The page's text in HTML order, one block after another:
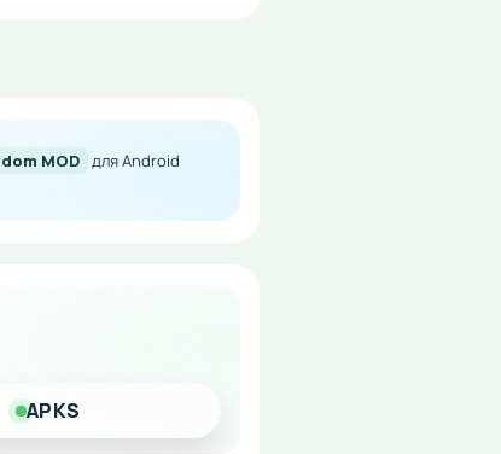
от игры!
MOD для Android
APKS